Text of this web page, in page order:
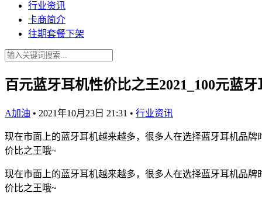
行业资讯
卡商简介
往期套餐下架
百元蓝牙耳机性价比之王2021_100元蓝
A加油 • 2021年10月23日 21:31 • 行业资讯
现在市面上的蓝牙耳机越来越多，很多人在选择蓝牙耳机品
价比之王哦~
现在市面上的蓝牙耳机越来越多，很多人在选择蓝牙耳机品
价比之王哦~